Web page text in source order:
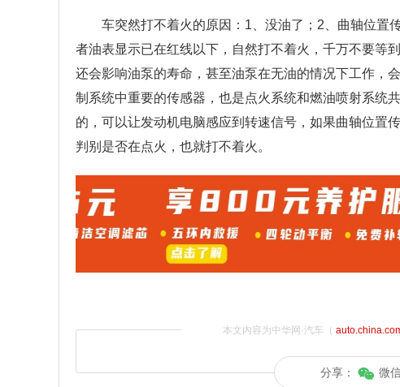
车突然打不着火的原因：1、没油了；2、曲轴位置
者油表显示已在红线以下，自然打不着火，千万不要等
还会影响油泵的寿命，甚至油泵在无油的情况下工作，
制系统中重要的传感器，也是点火系统和燃油喷射系统
的，可以让发动机电脑感应到转速信号，如果曲轴位置
判别是否在点火，也就打不着火。
本文内容为中华网·汽车（
分享： 微